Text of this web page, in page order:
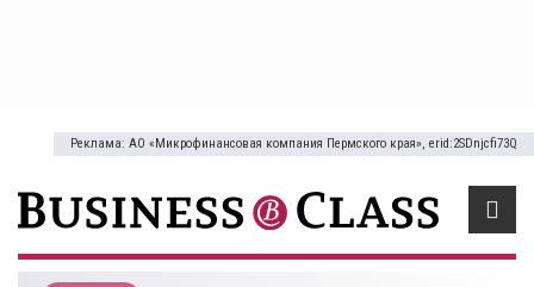
Реклама: АО «Микрофинансовая компания Пермского края», erid:2SDnjcfi73Q